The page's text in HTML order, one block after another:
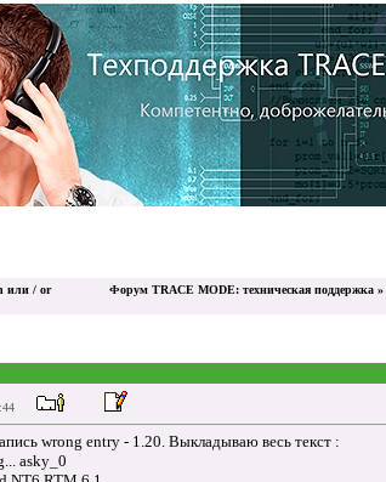
или / or
Форум TRACE MODE: техническая поддержка »
wrong entry - 1.20. Выкладываю весь текст :
asky_0